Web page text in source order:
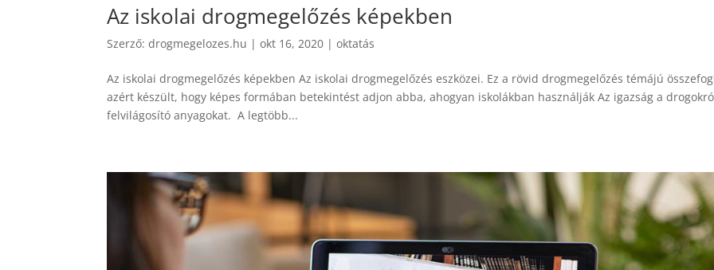
Az iskolai drogmegelőzés képekben
Szerző:drogmegelozes.hu |okt 16, 2020 |oktatás
Az iskolai drogmegelőzés képekben Az iskolai drogmegelőzés eszközei. Ez a rövid drogmegelőzés témájú
azért készült, hogy képes formában betekintést adjon abba, ahogyan iskolákban használják Az igazság a
felvilágosító anyagokat. A legtöbb...